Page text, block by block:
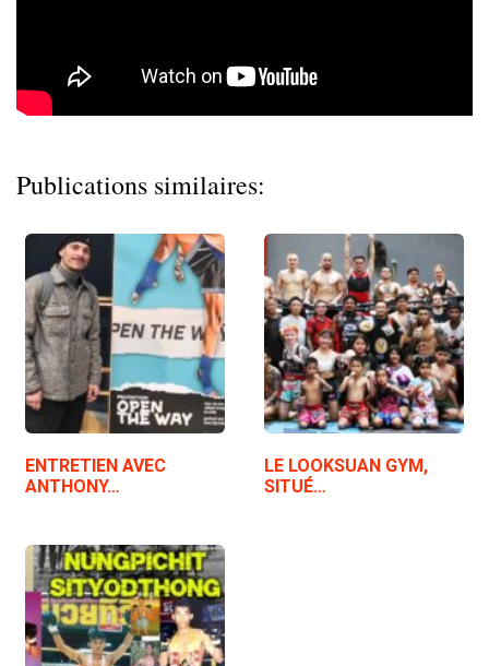
Publications similaires:
ENTRETIEN AVEC
ANTHONY…
LE LOOKSUAN GYM,
SITUÉ…